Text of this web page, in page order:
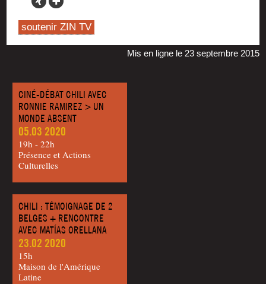
CINÉ-DÉBAT CHILI AVEC
RONNIE RAMIREZ > UN
MONDE ABSENT
05.03 2020
19h - 22h
Présence et Actions
Culturelles
CHILI : TÉMOIGNAGE DE 2
BELGES + RENCONTRE
AVEC MATÍAS ORELLANA
23.02 2020
15h
Maison de l'Amérique
Latine
soutenir ZIN TV
Mis en ligne le 23 septembre 2015